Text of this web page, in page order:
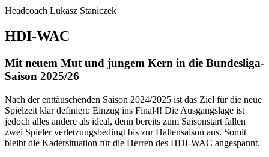
Headcoach Lukasz Staniczek
HDI-WAC
Mit neuem Mut und jungem Kern in die Bundesliga-
Saison 2025/26
Nach der enttäuschenden Saison 2024/2025 ist das Ziel für die neue
Spielzeit klar definiert: Einzug ins Final4! Die Ausgangslage ist
jedoch alles andere als ideal, denn bereits zum Saisonstart fallen
zwei Spieler verletzungsbedingt bis zur Hallensaison aus. Somit
bleibt die Kadersituation für die Herren des HDI-WAC angespannt.